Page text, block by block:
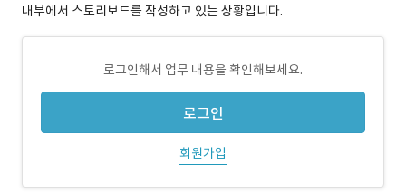
내부에서 스토리보드를 작성하고 있는 상황입니다.
로그인해서 업무 내용을 확인해보세요.
로그인
회원가입